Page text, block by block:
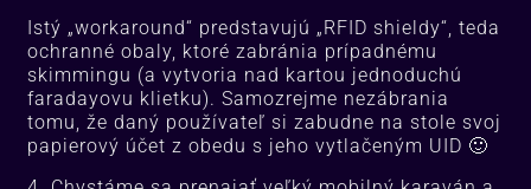
Istý „workaround“ predstavujú „RFID shieldy“, teda
ochranné obaly, ktoré zabránia prípadnému
skimmingu (a vytvoria nad kartou jednoduchú
faradayovu klietku). Samozrejme nezábrania
tomu, že daný používateľ si zabudne na stole svoj
papierový účet z obedu s jeho vytlačeným UID 🙂